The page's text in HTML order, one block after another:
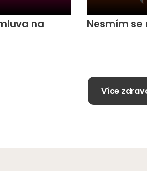
na
Nesmím se
Více